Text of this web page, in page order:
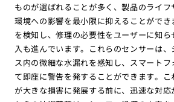
ものが選ばれることが多く、製品のライ
環境への影響を最小限に抑えることがで
を検知し、修理の必要性をユーザーに知
入も進んでいます。これらのセンサーは
ス内の微細な水漏れを感知し、スマート
て即座に警告を発することができます。
が大きな損害に発展する前に、迅速な対